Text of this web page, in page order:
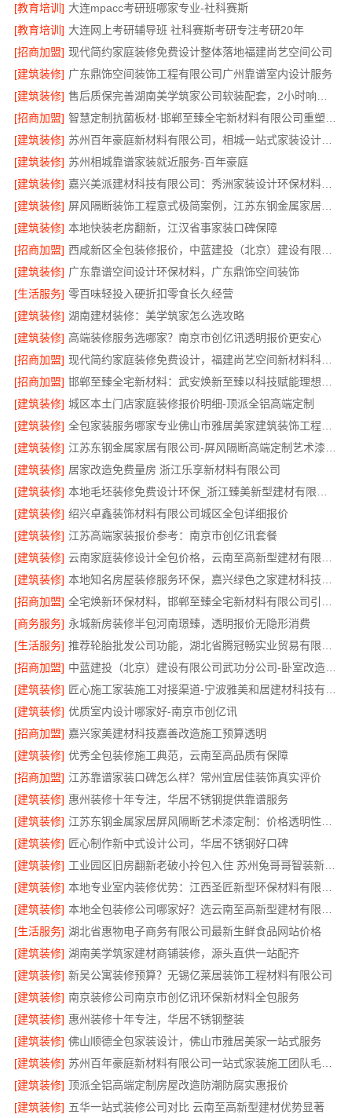
[教育培训] 大连mpacc考研班哪家专业-社科赛斯
[教育培训] 大连网上考研辅导班 社科赛斯考研专注考研20年
[招商加盟] 现代简约家庭装修免费设计整体落地福建尚艺空间公司
[建筑装修] 广东鼎饰空间装饰工程有限公司广州靠谱室内设计服务
[建筑装修]
[招商加盟]
[建筑装修]
苏州百年豪庭新材料有限公司，相城一站式家装设计多少钱拎包入住
[建筑装修] 苏州相城靠谱家装就近服务-百年豪庭
[建筑装修]
嘉兴美派建材科技有限公司：秀洲家装设计环保材料推荐
[建筑装修]
[建筑装修] 本地快装老房翻新，江汉省事家装口碑保障
[招商加盟]
[建筑装修] 广东靠谱空间设计环保材料，广东鼎饰空间装饰
[生活服务] 零百味轻投入硬折扣零食长久经营
[建筑装修] 湖南建材装修：美学筑家怎么选攻略
[建筑装修] 高端装修服务选哪家？南京市创亿讯透明报价更安心
[招商加盟]
现代简约家庭装修免费设计，福建尚艺空间新材料科技有限公司整体落地
[招商加盟]
[建筑装修] 城区本土门店家庭装修报价明细-顶派全铝高端定制
[建筑装修]
全包家装服务哪家专业佛山市雅居美家建筑装饰工程有限公司
[建筑装修]
[建筑装修] 居家改造免费量房 浙江乐享新材料有限公司
[建筑装修]
[建筑装修] 绍兴卓鑫装饰材料有限公司城区全包详细报价
[建筑装修] 江苏高端家装报价参考：南京市创亿讯套餐
[建筑装修]
[建筑装修]
[招商加盟]
[商务服务] 永城新房装修半包河南璟臻，透明报价无隐形消费
[生活服务]
[招商加盟]
中蓝建投（北京）建设有限公司武功分公司-卧室改造智能家居
[建筑装修]
[建筑装修] 优质室内设计哪家好-南京市创亿讯
[招商加盟] 嘉兴家美建材科技嘉善改造施工预算透明
[建筑装修] 优秀全包装修施工典范，云南至高品质有保障
[招商加盟] 江苏靠谱家装口碑怎么样？常州宜居佳装饰真实评价
[建筑装修] 惠州装修十年专注，华居不锈钢提供靠谱服务
[建筑装修]
[建筑装修] 匠心制作新中式设计公司，华居不锈钢好口碑
[建筑装修]
工业园区旧房翻新老破小拎包入住 苏州兔哥哥智装新材料有限公司
[建筑装修]
[建筑装修]
[生活服务] 湖北省惠物电子商务有限公司最新生鲜食品网站价格
[建筑装修] 湖南美学筑家建材商铺装修，源头直供一站配齐
[建筑装修] 新吴公寓装修预算？无锡亿莱居装饰工程材料有限公司
[建筑装修] 南京装修公司南京市创亿讯环保新材料全包服务
[建筑装修] 惠州装修十年专注，华居不锈钢整装
[建筑装修] 佛山顺德全包家装设计，佛山市雅居美家一站式服务
[建筑装修]
[建筑装修] 顶派全铝高端定制房屋改造防潮防腐实惠报价
[建筑装修] 五华一站式装修公司对比 云南至高新型建材优势显著